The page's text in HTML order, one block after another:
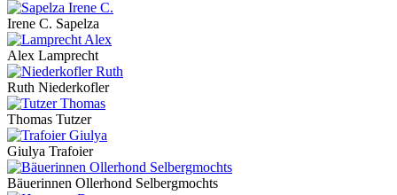
Irene C. Sapelza
Alex Lamprecht
Ruth Niederkofler
Thomas Tutzer
Giulya Trafoier
Bäuerinnen Ollerhond Selbergmochts